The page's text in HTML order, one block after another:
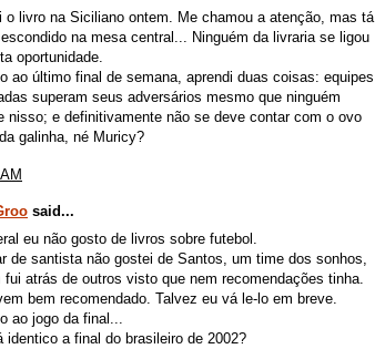
o livro na Siciliano ontem. Me chamou a atenção, mas tá
na mesa central... Ninguém da livraria se ligou
oportunidade.
ao último final de semana, aprendi duas coisas: equipes
superam seus adversários mesmo que ninguém
nisso; e definitivamente não se deve contar com o ovo
galinha, né Muricy?
said...
eu não gosto de livros sobre futebol.
de santista não gostei de Santos, um time dos sonhos,
fui atrás de outros visto que nem recomendações tinha.
bem recomendado. Talvez eu vá le-lo em breve.
ao jogo da final...
identico a final do brasileiro de 2002?